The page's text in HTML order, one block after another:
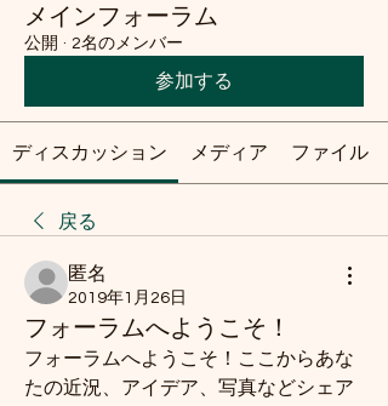
メインフォーラム
公開 · 2名のメンバー
参加する
ディスカッション メディア ファイル
戻る
匿名
2019年1月26日
フォーラムへようこそ！
フォーラムへようこそ！ここからあな
たの近況、アイデア、写真などシェア